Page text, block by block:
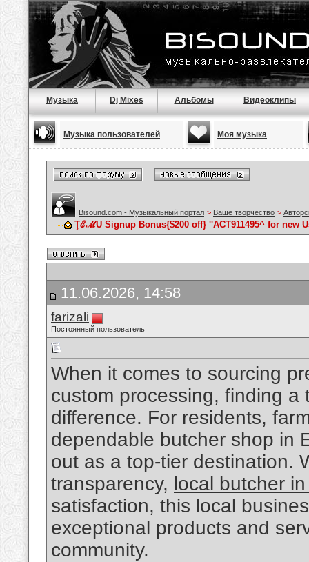
Музыка Dj Mixes Альбомы Видеоклипы
Музыка пользователей Моя музыка
Bisound.com - Музыкальный портал > Ваше творчество >
ŢℰℳU Signup Bonus{$200 off} ''ACT911495^ for new
11.06.2026, 14:58
farizali
Постоянный пользователь
When it comes to sourcing
custom processing, finding
difference. For residents,
dependable butcher shop in
out as a top-tier destination.
transparency, local butcher
satisfaction, this local
exceptional products and
community.